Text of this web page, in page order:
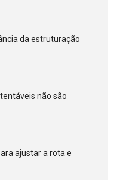
da estruturação
não são
ajustar a rota e